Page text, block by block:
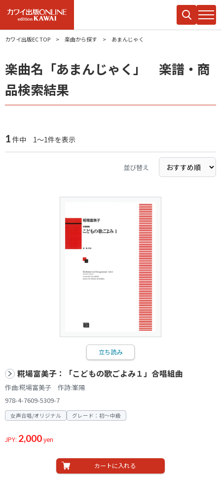
カワイ出版EC TOP 楽曲から探す あまんじゃく
楽曲名「あまんじゃく」 楽譜・商
品検索結果
1 件中 1～1件を表示
並び替え
立ち読み
糀場富美子：「こどもの歌ごよみ１」合唱組曲
作曲:糀場富美子 作詩:峯陽
978-4-7609-5309-7
女声合唱/オリジナル グレード：初～中級
JPY: 2,000yen
カートに入れる